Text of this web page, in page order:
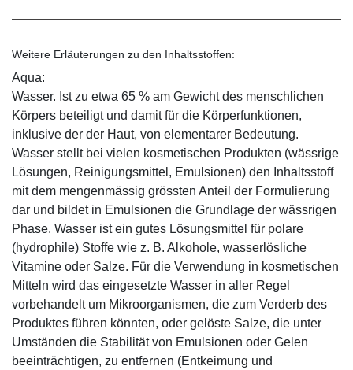
Weitere Erläuterungen zu den Inhaltsstoffen:
Aqua:
Wasser. Ist zu etwa 65 % am Gewicht des menschlichen
Körpers beteiligt und damit für die Körperfunktionen,
inklusive der der Haut, von elementarer Bedeutung.
Wasser stellt bei vielen kosmetischen Produkten (wässrige
Lösungen, Reinigungsmittel, Emulsionen) den Inhaltsstoff
mit dem mengenmässig grössten Anteil der Formulierung
dar und bildet in Emulsionen die Grundlage der wässrigen
Phase. Wasser ist ein gutes Lösungsmittel für polare
(hydrophile) Stoffe wie z. B. Alkohole, wasserlösliche
Vitamine oder Salze. Für die Verwendung in kosmetischen
Mitteln wird das eingesetzte Wasser in aller Regel
vorbehandelt um Mikroorganismen, die zum Verderb des
Produktes führen könnten, oder gelöste Salze, die unter
Umständen die Stabilität von Emulsionen oder Gelen
beeinträchtigen, zu entfernen (Entkeimung und